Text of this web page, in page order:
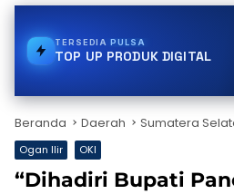
TERSEDIAPDAM
TOP UP PRODUK DIGITAL
Beranda Daerah Sumatera
Ogan Ilir OKI
“Dihadiri Bupati